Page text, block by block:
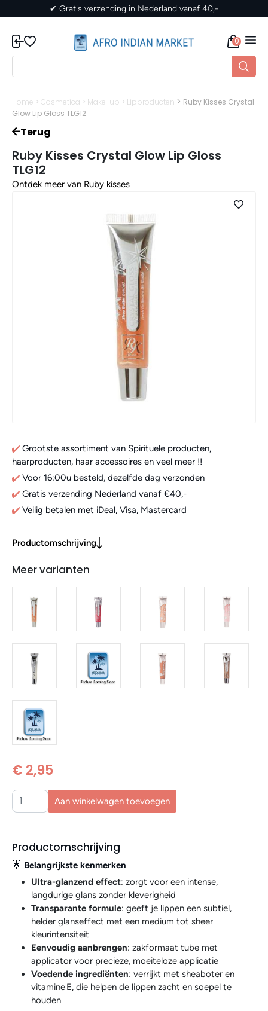
✔ Gratis verzending in Nederland
0
Home > Cosmetica > Make-up > Lipproducten > Ruby Kisses Crystal
Glow Lip Gloss TLG12
Terug
Ruby Kisses Crystal Glow Lip Gloss
TLG12
Ontdek meer van Ruby kisses
Grootste assortiment van Spirituele producten,
haarproducten, haar accessoires en veel meer !!
Voor 16:00u besteld, dezelfde dag verzonden
Gratis verzending Nederland vanaf €40,-
Veilig betalen met iDeal, Visa, Mastercard
Productomschrijving
Meer varianten
€ 2,95
Aan winkelwagen toevoegen
Productomschrijving
🌟 Belangrijkste kenmerken
Ultra-glanzend effect: zorgt voor een intense,
langdurige glans zonder kleverigheid
Transparante formule: geeft je lippen een subtiel,
helder glanseffect met een medium tot sheer
kleurintensiteit
Eenvoudig aanbrengen: zakformaat tube met
applicator voor precieze, moeiteloze applicatie
Voedende ingrediënten: verrijkt met sheaboter en
vitamine E, die helpen de lippen zacht en soepel te
houden